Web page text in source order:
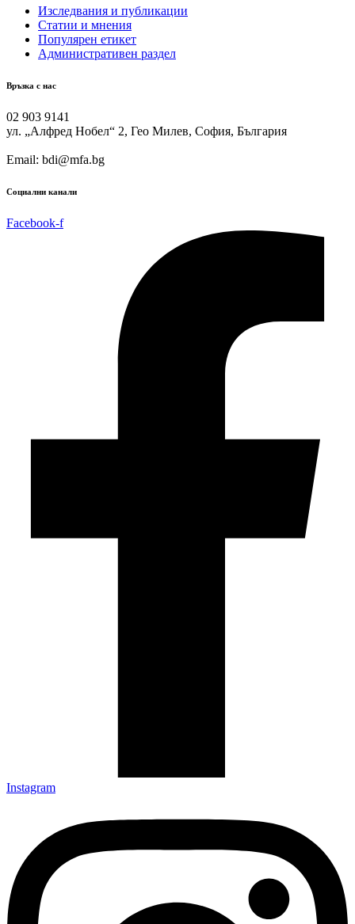
Изследвания и публикации
Статии и мнения
Популярен етикет
Административен раздел
Връзка с нас
02 903 9141
ул. „Алфред Нобел“ 2, Гео Милев, София, България
Email: bdi@mfa.bg
Социални канали
Facebook-f
Instagram